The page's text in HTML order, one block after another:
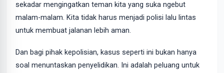
sekadar mengingatkan teman kita yang suka ngebut
malam-malam. Kita tidak harus menjadi polisi lalu lintas
untuk membuat jalanan lebih aman.
Dan bagi pihak kepolisian, kasus seperti ini bukan hanya
soal menuntaskan penyelidikan. Ini adalah peluang untuk